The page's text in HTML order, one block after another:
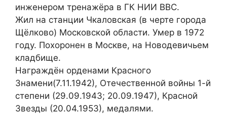
инженером тренажёра в ГК НИИ ВВС.
Жил на станции Чкаловская (в черте города
Щёлково) Московской области. Умер в 1972
году. Похоронен в Москве, на Новодевичьем
кладбище.
Награждён орденами Красного
Знамени(7.11.1942), Отечественной войны 1-й
степени (29.09.1943; 20.09.1947), Красной
Звезды (20.04.1953), медалями.